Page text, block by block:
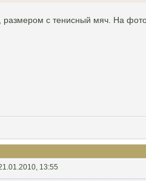
размером с тенисный мяч. На
13:55